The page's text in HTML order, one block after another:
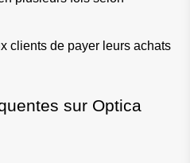
clients de payer leurs achats
sur Optica